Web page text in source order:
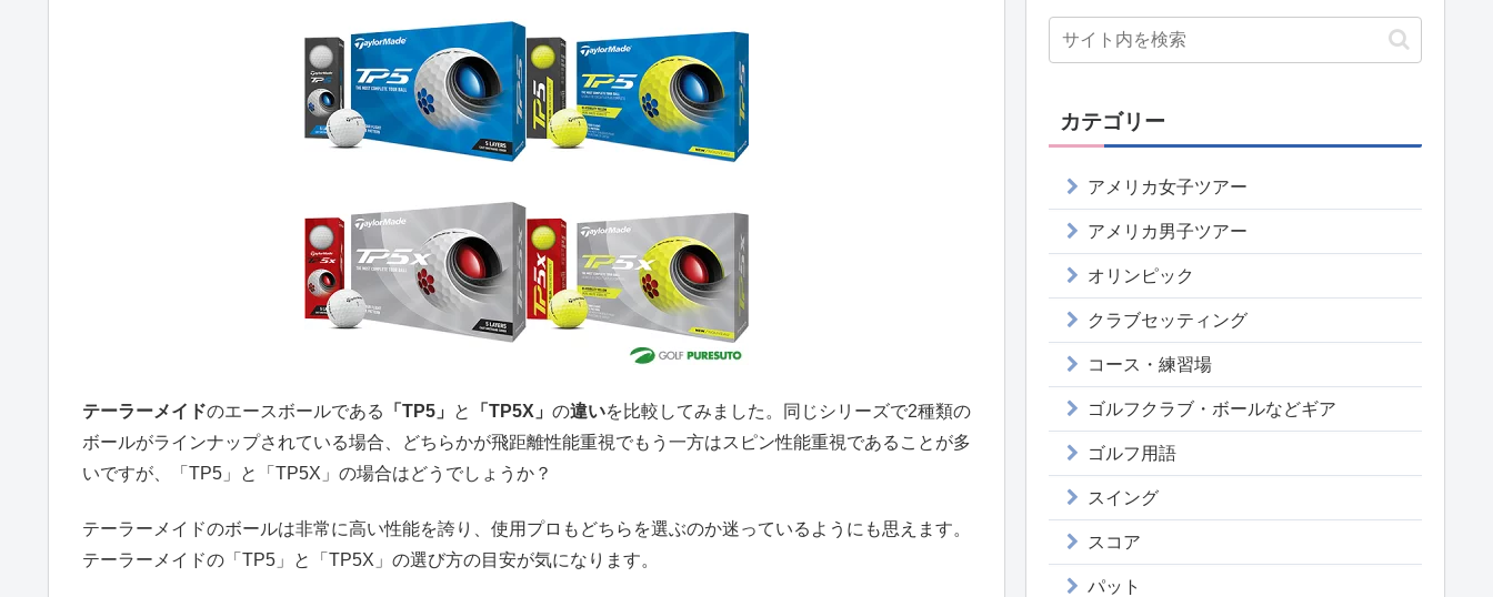
テーラーメイドのエースボールである 「TP5」 と 「TP5X」 の違いを比較してみました。同じシリーズで2種類の
ボールがラインナップされている場合、どちらかが飛距離性能重視でもう一方はスピン性能重視であることが多
いですが、「TP5」と「TP5X」の場合はどうでしょうか？
テーラーメイドのボールは非常に高い性能を誇り、使用プロもどちらを選ぶのか迷っているようにも思えます。
テーラーメイドの「TP5」と「TP5X」の選び方の目安が気になります。
カテゴリー
アメリカ女子ツアー
アメリカ男子ツアー
オリンピック
クラブセッティング
コース・練習場
ゴルフクラブ・ボールなどギア
ゴルフ用語
スイング
スコア
パット